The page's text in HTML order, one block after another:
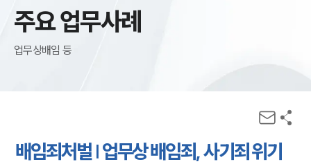
주요 업무사례
업무상배임 등
배임죄처벌 | 업무상 배임죄, 사기죄 위기